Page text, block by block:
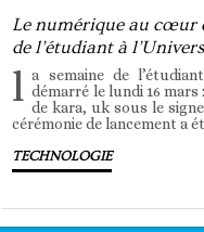
Le numérique au cœur
de l’étudiant à
l a semaine de
démarré le lundi 16 mars
de kara, uk sous le
cérémonie de lancement a
TECHNOLOGIE